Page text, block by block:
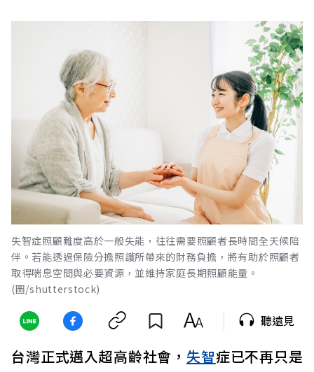
失智症照顧難度高於一般失能，往往需要照顧者長時間全天候陪
伴。若能透過保險分擔照護所帶來的財務負擔，將有助於照顧者
取得喘息空間與必要資源，並維持家庭長期照顧能量。
(圖/shutterstock)
聽遠見
台灣正式邁入超高齡社會， 失智症已不再只是